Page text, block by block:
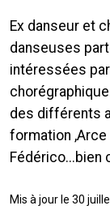
Ex danseur et
danseuses
intéressées
des différents
formation ,Arce
Fédérico...bien
Mis à jour le 30